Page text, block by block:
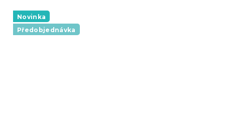
Novinka
Předobjednávka